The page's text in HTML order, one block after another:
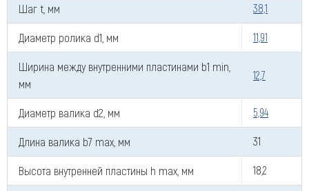
Шаг t, мм 38,1
Диаметр ролика d1, мм 11,91
Ширина между внутренними пластинами b1 min,
мм
12,7
Диаметр валика d2, мм 5,94
Длина валика b7 max, мм 31
Высота внутренней пластины h max, мм 18,2